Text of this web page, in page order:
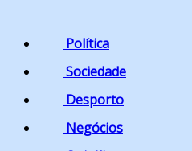
Política
Sociedade
Desporto
Negócios